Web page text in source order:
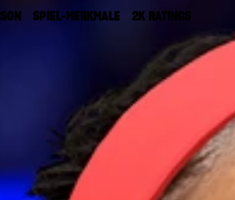
SPIEL-MERKMALE 2K RATINGS